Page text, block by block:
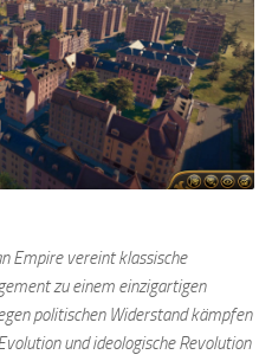
Empire vereint klassische
zu einem einzigartigen
politischen Widerstand kämpfen
und ideologische Revolution